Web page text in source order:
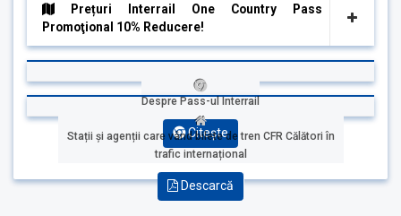
Prețuri Interrail One Country Pass
Promoţional 10% Reducere!
Despre Pass-ul Interrail
Citește
Stații și agenții care vând bilete de tren CFR Călători în
trafic internațional
Descarcă